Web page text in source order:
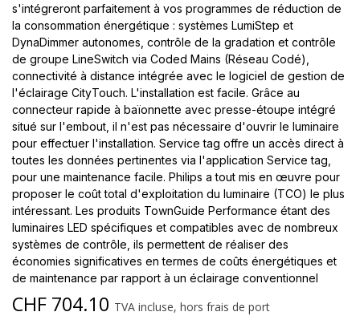
s'intégreront parfaitement à vos programmes de réduction de
la consommation énergétique : systèmes LumiStep et
DynaDimmer autonomes, contrôle de la gradation et contrôle
de groupe LineSwitch via Coded Mains (Réseau Codé),
connectivité à distance intégrée avec le logiciel de gestion de
l'éclairage CityTouch. L'installation est facile. Grâce au
connecteur rapide à baïonnette avec presse-étoupe intégré
situé sur l'embout, il n'est pas nécessaire d'ouvrir le luminaire
pour effectuer l'installation. Service tag offre un accès direct à
toutes les données pertinentes via l'application Service tag,
pour une maintenance facile. Philips a tout mis en œuvre pour
proposer le coût total d'exploitation du luminaire (TCO) le plus
intéressant. Les produits TownGuide Performance étant des
luminaires LED spécifiques et compatibles avec de nombreux
systèmes de contrôle, ils permettent de réaliser des
économies significatives en termes de coûts énergétiques et
de maintenance par rapport à un éclairage conventionnel
CHF 704.10 TVA incluse, hors frais de port